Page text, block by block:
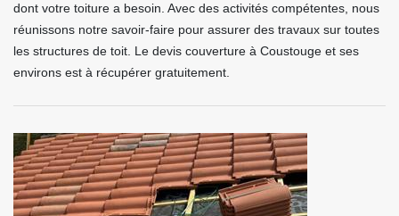
dont votre toiture a besoin. Avec des activités compétentes, nous
réunissons notre savoir-faire pour assurer des travaux sur toutes
les structures de toit. Le devis couverture à Coustouge et ses
environs est à récupérer gratuitement.